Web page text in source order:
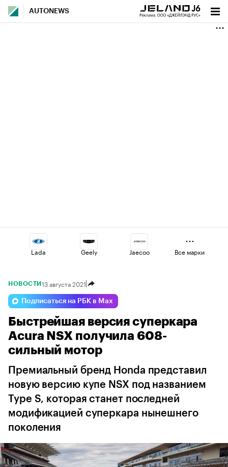
AUTONEWS
Lada Geely Jaecoo
Haval Esteo
Omoda Volga Voyah
Все марки
НОВОСТИ 13 августа 2021
Подписаться на РБК в Max
Быстрейшая версия суперкара
Acura NSX получила 608-
сильный мотор
Премиальный бренд Honda представил
новую версию купе NSX под названием
Type S, которая станет последней
модификацией суперкара нынешнего
поколения